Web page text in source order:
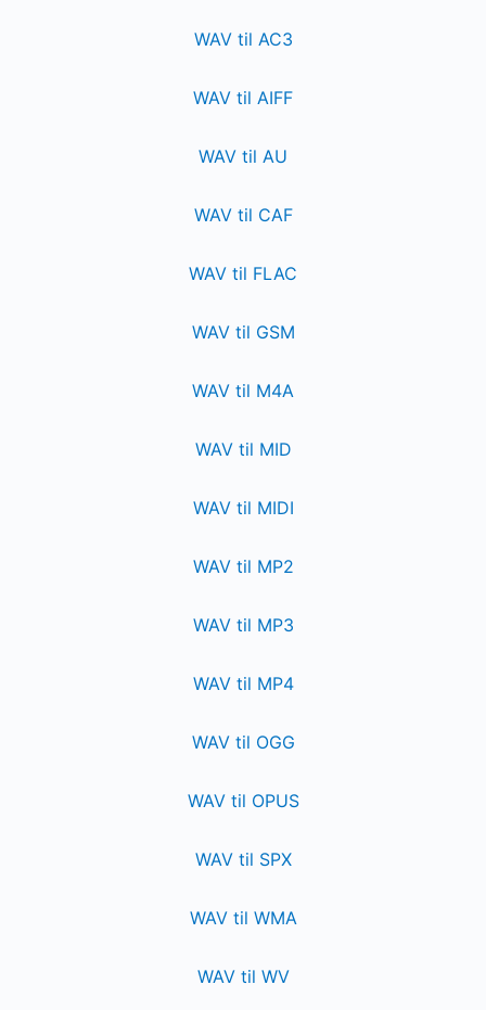
WAV til AC3
WAV til AIFF
WAV til AU
WAV til CAF
WAV til FLAC
WAV til GSM
WAV til M4A
WAV til MID
WAV til MIDI
WAV til MP2
WAV til MP3
WAV til MP4
WAV til OGG
WAV til OPUS
WAV til SPX
WAV til WMA
WAV til WV